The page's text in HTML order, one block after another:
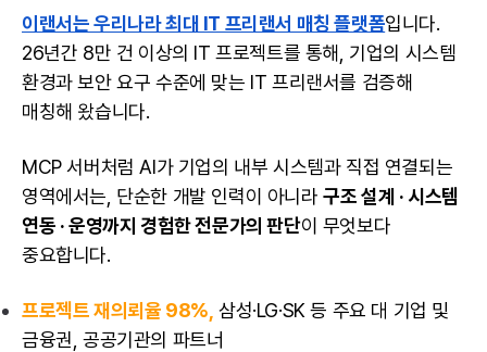
이랜서는 우리나라 최대 IT 프리랜서 매칭 플랫폼입니다.
26년간 8만 건 이상의 IT 프로젝트를 통해, 기업의 시스템
환경과 보안 요구 수준에 맞는 IT 프리랜서를 검증해
매칭해 왔습니다.
MCP 서버처럼 AI가 기업의 내부 시스템과 직접 연결되는
영역에서는, 단순한 개발 인력이 아니라구조 설계 · 시스템
연동 · 운영까지 경험한 전문가의 판단이 무엇보다
중요합니다.
프로젝트 재의뢰율 98%, 삼성·LG·SK 등 주요 대 기업 및
금융권, 공공기관의 파트너